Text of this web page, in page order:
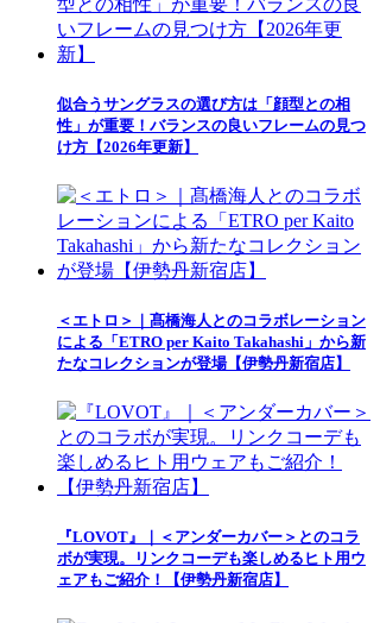
似合うサングラスの選び方は「顔型との相
性」が重要！バランスの良いフレームの見つ
け方【2026年更新】
＜エトロ＞｜髙橋海人とのコラボレーション
による「ETRO per Kaito Takahashi」から新
たなコレクションが登場【伊勢丹新宿店】
『LOVOT』｜＜アンダーカバー＞とのコラ
ボが実現。リンクコーデも楽しめるヒト用ウ
ェアもご紹介！【伊勢丹新宿店】